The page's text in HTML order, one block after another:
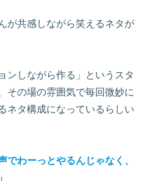
が共感しながら笑えるネタが
ンしながら作る」というスタ
その場の雰囲気で毎回微妙に
ネタ構成になっているらしい
でわーっとやるんじゃなく、